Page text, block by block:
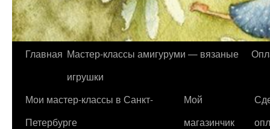
Перейти
содержимому
Главная Мастер-классы амигуруми — вязаные
игрушки
Мои мастер-классы в Санкт-
Петербурге
Мой
магазинчик